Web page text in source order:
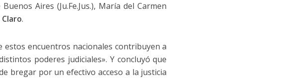
Aires (Ju.Fe.Jus.), María del Carmen
.
estos encuentros nacionales contribuyen a
poderes judiciales». Y concluyó que
bregar por un efectivo acceso a la justicia